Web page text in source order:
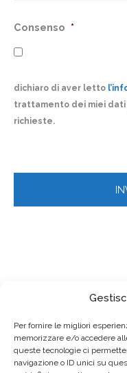
Per fornire le migliori
memorizzare e/o accedere
queste tecnologie ci
navigazione o ID unici su
Consenso *
dichiaro di aver letto
trattamento dei miei dati
richieste.